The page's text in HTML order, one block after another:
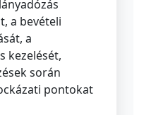
a bevételi
a
kezelését,
során
pontokat